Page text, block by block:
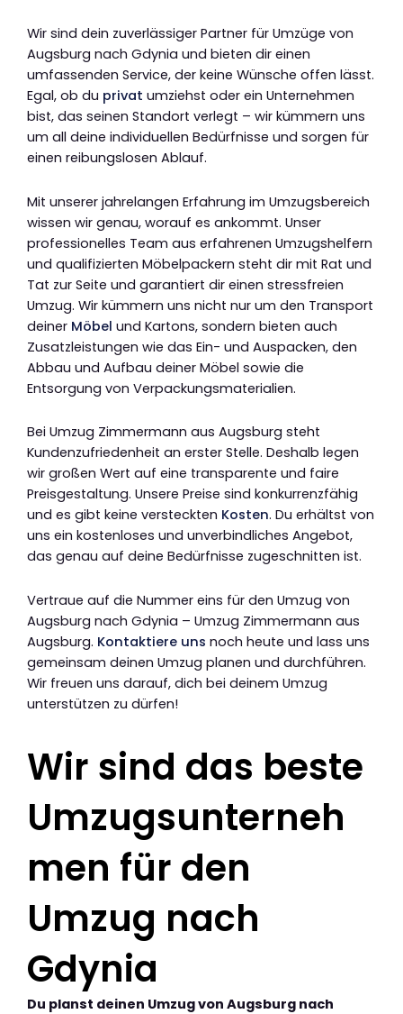
Wir sind dein zuverlässiger Partner für Umzüge von
Augsburg nach Gdynia und bieten dir einen
umfassenden Service, der keine Wünsche offen lässt.
Egal, ob du privat umziehst oder ein Unternehmen
bist, das seinen Standort verlegt – wir kümmern uns
um all deine individuellen Bedürfnisse und sorgen für
einen reibungslosen Ablauf.
Mit unserer jahrelangen Erfahrung im Umzugsbereich
wissen wir genau, worauf es ankommt. Unser
professionelles Team aus erfahrenen Umzugshelfern
und qualifizierten Möbelpackern steht dir mit Rat und
Tat zur Seite und garantiert dir einen stressfreien
Umzug. Wir kümmern uns nicht nur um den Transport
deiner Möbel und Kartons, sondern bieten auch
Zusatzleistungen wie das Ein- und Auspacken, den
Abbau und Aufbau deiner Möbel sowie die
Entsorgung von Verpackungsmaterialien.
Bei Umzug Zimmermann aus Augsburg steht
Kundenzufriedenheit an erster Stelle. Deshalb legen
wir großen Wert auf eine transparente und faire
Preisgestaltung. Unsere Preise sind konkurrenzfähig
und es gibt keine versteckten Kosten. Du erhältst von
uns ein kostenloses und unverbindliches Angebot,
das genau auf deine Bedürfnisse zugeschnitten ist.
Vertraue auf die Nummer eins für den Umzug von
Augsburg nach Gdynia – Umzug Zimmermann aus
Augsburg. Kontaktiere uns noch heute und lass uns
gemeinsam deinen Umzug planen und durchführen.
Wir freuen uns darauf, dich bei deinem Umzug
unterstützen zu dürfen!
Wir sind das beste
Umzugsunterneh
men für den
Umzug nach
Gdynia
Du planst deinen Umzug von Augsburg nach